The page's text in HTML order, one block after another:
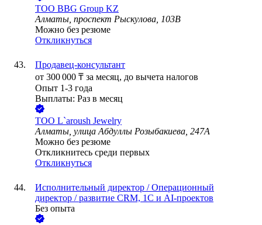
ТОО BBG Group KZ
Алматы, проспект Рыскулова, 103В
Можно без резюме
Откликнуться
Продавец-консультант
от 300 000 ₸ за месяц, до вычета налогов
Опыт 1-3 года
Выплаты: Раз в месяц
ТОО L`aroush Jewelry
Алматы, улица Абдуллы Розыбакиева, 247А
Можно без резюме
Откликнитесь среди первых
Откликнуться
Исполнительный директор / Операционный
директор / развитие CRM, 1С и AI-проектов
Без опыта